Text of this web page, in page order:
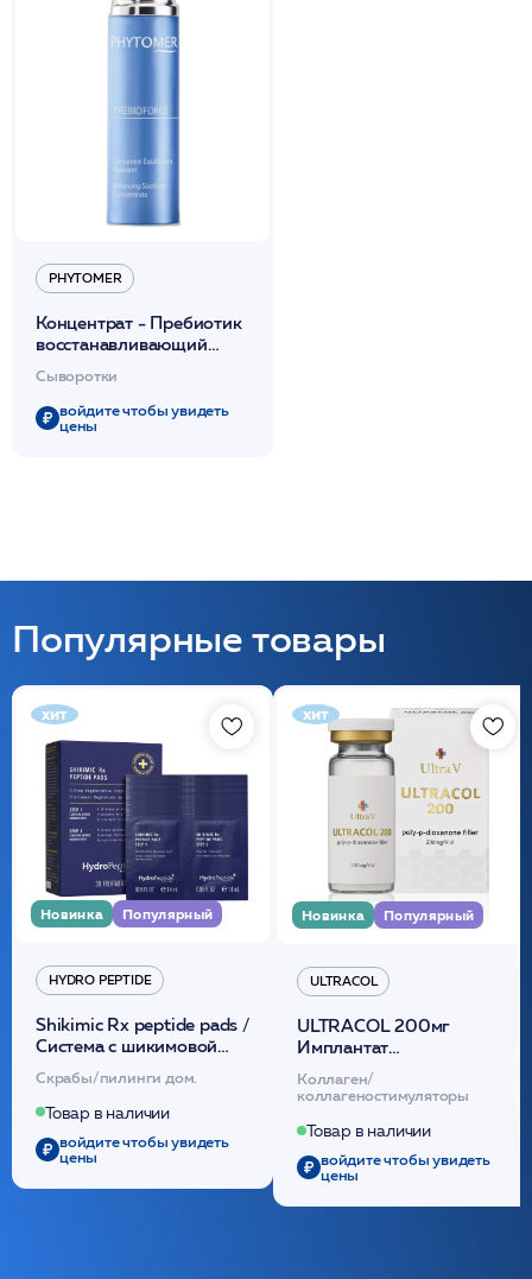
PHYTOMER
Концентрат - Пребиотик
восстанавливающий
Сыворотки
войдите чтобы увидеть
цены
Популярные товары
хит
Новинка Популярный
HYDRO PEPTIDE
Shikimic Rx peptide pads /
Cистема с шикимовой
кислотой обновляющая
(30шт) /HP
Скрабы/пилинги дом.
Товар в наличии
войдите чтобы увидеть
цены
хит
Новинка Популярный
ULTRACOL
ULTRACOL 200мг
Имплантат
внутридермальный,
стерильный на основе
полидиоксанона
/ULTRACOL
Коллаген/
коллагеностимуляторы
Товар в наличии
войдите чтобы увидеть
цены